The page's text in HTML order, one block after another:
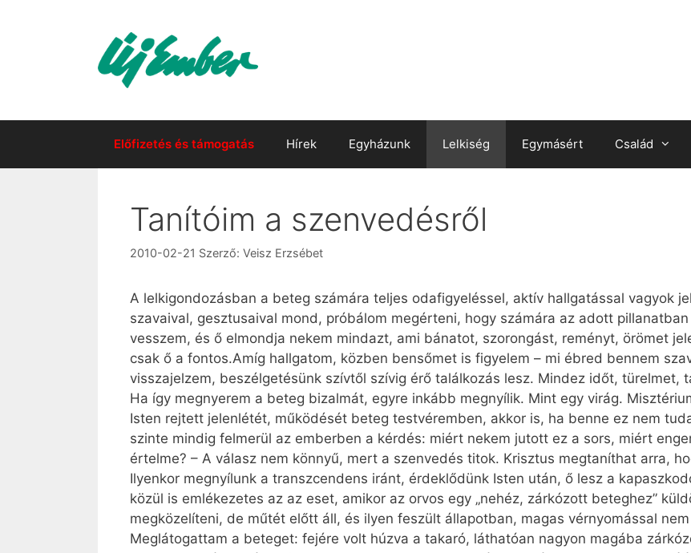
Előfizetés és támogatás Hírek Egyházunk Lelkiség Egymásért Család
Tanítóim a szenvedésről
2010-02-21 Szerző: Veisz Erzsébet
A lelkigondozásban a beteg számára teljes odafigyeléssel, aktív hallgatással vagyok
szavaival, gesztusaival mond, próbálom megérteni, hogy számára az adott
vesszem, és ő elmondja nekem mindazt, ami bánatot, szorongást, reményt, örömet
csak ő a fontos.Amíg hallgatom, közben bensőmet is figyelem – mi ébred bennem
visszajelzem, beszélgetésünk szívtől szívig érő találkozás lesz. Mindez időt, türelmet,
Ha így megnyerem a beteg bizalmát, egyre inkább megnyílik. Mint egy virág.
Isten rejtett jelenlétét, működését beteg testvéremben, akkor is, ha benne ez nem
szinte mindig felmerül az emberben a kérdés: miért nekem jutott ez a sors, miért
értelme? – A válasz nem könnyű, mert a szenvedés titok. Krisztus megtaníthat arra,
Ilyenkor megnyílunk a transzcendens iránt, érdeklődünk Isten után, ő lesz a
közül is emlékezetes az az eset, amikor az orvos egy „nehéz, zárkózott beteghez”
megközelíteni, de műtét előtt áll, és ilyen feszült állapotban, magas vérnyomással
Meglátogattam a beteget: fejére volt húzva a takaró, láthatóan nagyon magába